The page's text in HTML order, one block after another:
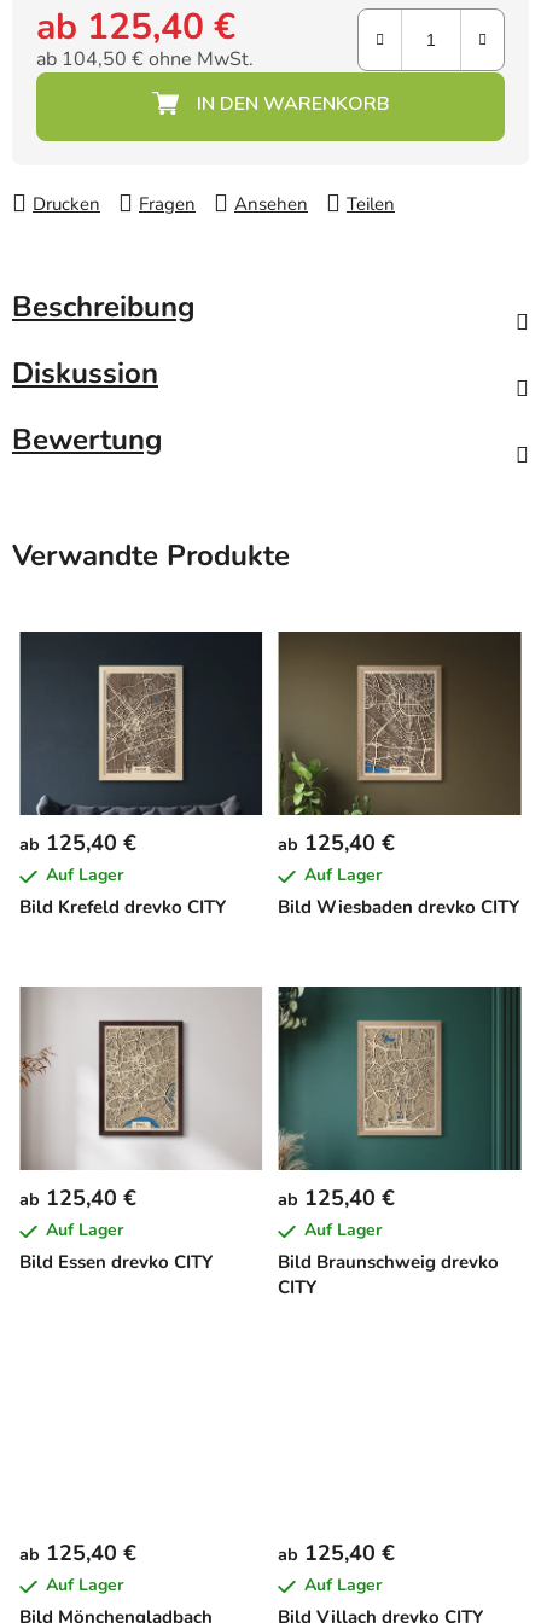
ab 125,40 €
ab 104,50 €ohne MwSt.
Drucken Fragen Ansehen Teilen
Beschreibung
Diskussion
Bewertung
Verwandte Produkte
Bild Krefeld drevko CITY
ab 125,40 €
Auf Lager
Bild Wiesbaden drevko CITY
ab 125,40 €
Auf Lager
Bild Essen drevko CITY
ab 125,40 €
Auf Lager
Bild Braunschweig drevko
CITY
ab 125,40 €
Auf Lager
Bild Mönchengladbach
ab 125,40 €
Auf Lager
Bild Villach drevko CITY
ab 125,40 €
Auf Lager